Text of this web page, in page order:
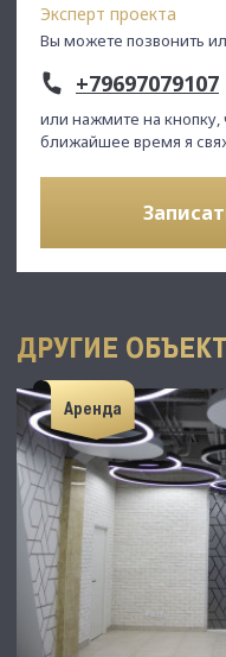
Эксперт проекта
Вы можете позвонить
+79697079107
или нажмите на кнопку,
ближайшее время я
ДРУГИЕ
Аренда